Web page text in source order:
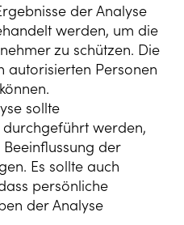
der Analyse
werden, um die
zu schützen. Die
autorisierten Personen
sollte
werden,
der
Es sollte auch
persönliche
der Analyse